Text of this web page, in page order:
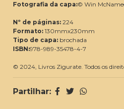
Fotografia da capa:© Win
Nº de páginas: 224
Formato: 130mmx230mm
Tipo de capa: brochada
ISBN:978-989-35478-4-7
© 2024, Livros Zigurate. Todos os
Partilhar: